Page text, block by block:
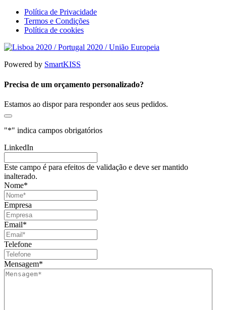
Política de Privacidade
Termos e Condições
Política de cookies
Powered by SmartKISS
Precisa de um orçamento personalizado?
Estamos ao dispor para responder aos seus pedidos.
"*" indica campos obrigatórios
LinkedIn
Este campo é para efeitos de validação e deve ser mantido
inalterado.
Nome*
Empresa
Email*
Telefone
Mensagem*